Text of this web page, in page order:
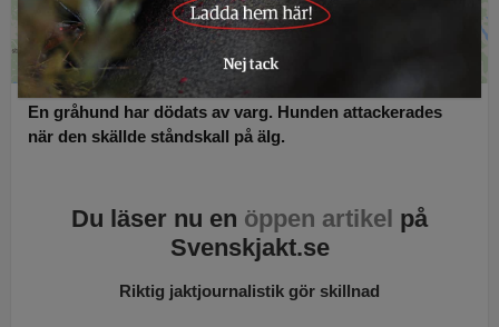
En gråhund har dödats av varg. Hunden attackerades
när den skällde ståndskall på älg.
Du läser nu en öppen artikel på
Svenskjakt.se
Riktig jaktjournalistik gör skillnad